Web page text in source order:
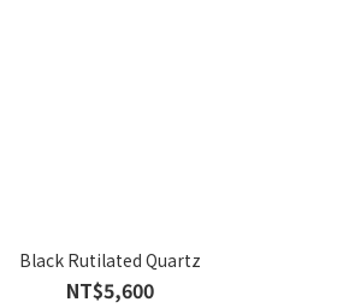
Black Rutilated Quartz
NT$5,600